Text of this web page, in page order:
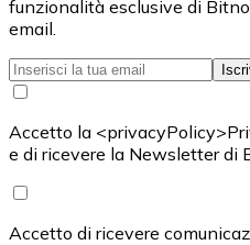
funzionalità esclusive di
email.
Accetto la
e di ricevere la Newsletter di
Accetto di ricevere